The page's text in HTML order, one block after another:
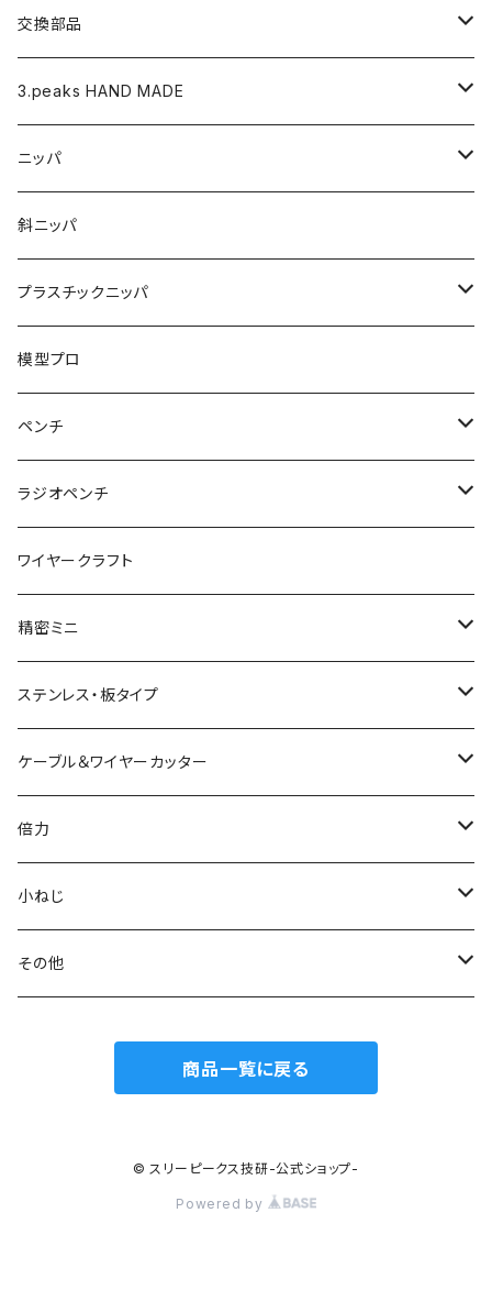
交換部品
バネ
ナイロンジョープライヤー用 替えくわえ部
くちプラ用替えくわえ部
ハンマープライヤー用
グリップ
3.peaks HAND MADE
ニッパ
丸ペンチ
平ペンチ
ナイロンジョープライヤー
ニッパ
強力ニッパ
かるいニッパ
新サイズ強力ニッパ
パワーニッパ
ピアノ線強力ニッパ
結束バンド2WAYニッパ
結束バンドひっぱりニッパ
電工Fニッパ
電工パワーニッパ
模型プロ ニッパ
ミニマイクロニッパ
マイクロニッパ
ワイヤークラフトニッパ
斜ニッパ
プラスチックニッパ
プラスチックニッパ
かるいプラスチックニッパ
ミニプラスチックニッパ
マイクロプラスチックニッパ
模型プロ 片刃プラニッパ
片刃プラニッパ
ハイプラスチックニッパ
スリムプラスチックニッパ
斜プラスチックニッパ
エッジプラスチックニッパ
ステンレス、板タイププラスチックニッパ
刃面フラット（平面）
模型プロ
ペンチ
ペンチ
かるいペンチ
新サイズペンチ
かるいパワーペンチ
電工パワーペンチ
ラジオペンチ
ラジオペンチ
かるいラジオペンチ
新サイズラジオペンチ
マイクロラジオペンチ
ニードルノーズプライヤー
リードペンチ
ステンレス製ラジオペンチ
万能ラジオペンチ
ワイヤークラフトペンチ
ワイヤークラフト
精密ミニ
ミニマイクロニッパ
ミニプラスチックニッパ
エッジニッパ
ニードルノーズプライヤー
ミニリードペンチ
チェーンノーズプライヤー
ステンレス・板タイプ
ニッパ
プラスチックニッパ
ラジオペンチ
リードペンチ
ケーブル＆ワイヤーカッター
電工Fペンチ
ケーブルカッター
ワイヤーカッター
倍力
グリーンシリーズ
ジュエリーカッター
小ねじ
トラスねじバイス
小ねじプライヤー
その他
カートリッジレンチ
商品一覧に戻る
© スリーピークス技研-公式ショップ-
Powered by